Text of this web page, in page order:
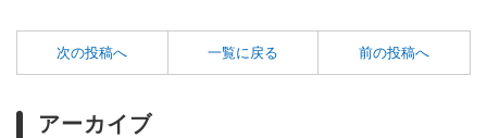
次の投稿へ 一覧に戻る 前の投稿へ
アーカイブ